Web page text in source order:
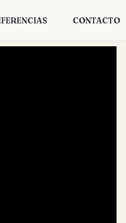
CONTACTO